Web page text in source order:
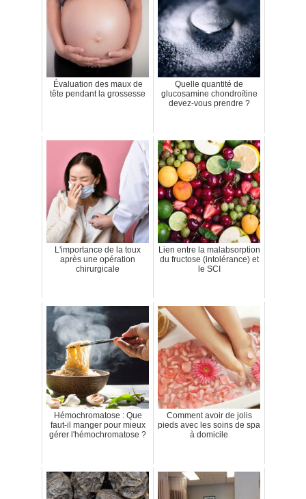
Évaluation des maux de
tête pendant la grossesse
Quelle quantité de
glucosamine chondroïtine
devez-vous prendre ?
L'importance de la toux
après une opération
chirurgicale
Lien entre la malabsorption
du fructose (intolérance) et
le SCI
Hémochromatose : Que
faut-il manger pour mieux
gérer l'hémochromatose ?
Comment avoir de jolis
pieds avec les soins de spa
à domicile